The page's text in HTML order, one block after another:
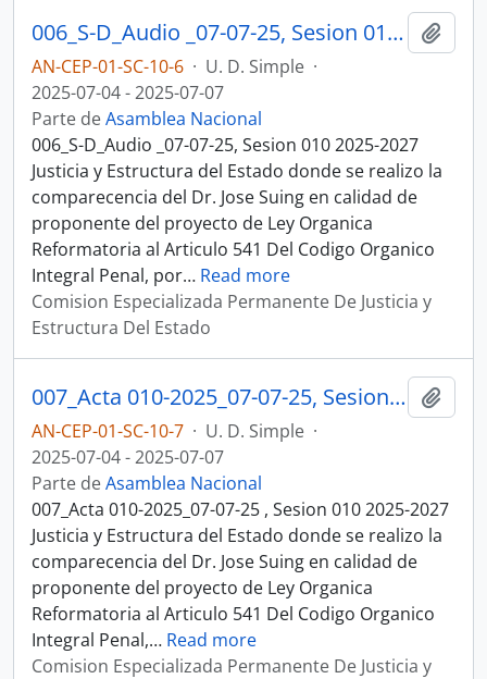
006_S-D_Audio _07-07-25, Sesion 010 Justicia y Estructura del Estado
AN-CEP-01-SC-10-6 · U. D. Simple ·
2025-07-04 - 2025-07-07
Parte deAsamblea Nacional
006_S-D_Audio _07-07-25, Sesion 010 2025-2027
Justicia y Estructura del Estado donde se realizo la
comparecencia del Dr. Jose Suing en calidad de
proponente del proyecto de Ley Organica
Reformatoria al Articulo 541 Del Codigo Organico
Integral Penal, por… Read more
Comision Especializada Permanente De Justicia y
Estructura Del Estado
007_Acta 010-2025_07-07-25, Sesion 010 Justicia y Estructura del Estado
AN-CEP-01-SC-10-7 · U. D. Simple ·
2025-07-04 - 2025-07-07
Parte deAsamblea Nacional
007_Acta 010-2025_07-07-25 , Sesion 010 2025-2027
Justicia y Estructura del Estado donde se realizo la
comparecencia del Dr. Jose Suing en calidad de
proponente del proyecto de Ley Organica
Reformatoria al Articulo 541 Del Codigo Organico
Integral Penal,… Read more
Comision Especializada Permanente De Justicia y